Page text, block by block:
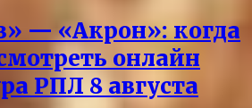
— «Акрон»: когда
онлайн
РПЛ 8 августа